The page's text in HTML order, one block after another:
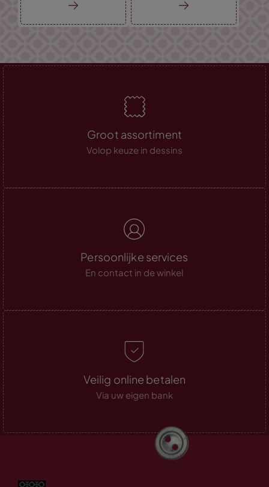
Groot assortiment
Volop keuze in dessins
Persoonlijke services
En contact in de winkel
Veilig online betalen
Via uw eigen bank